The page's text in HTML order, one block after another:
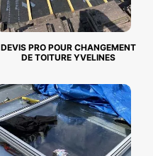
DEVIS PRO POUR CHANGEMENT
DE TOITURE YVELINES